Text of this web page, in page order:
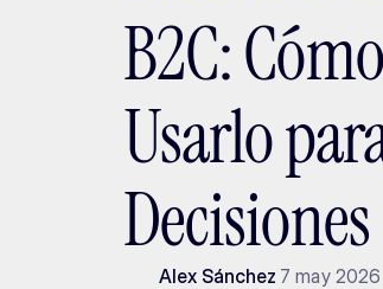
B2C:
Usarlo
Decisiones
Alex Sánchez 7 may 2026